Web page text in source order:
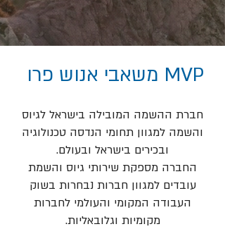
MVP משאבי אנוש פרו
חברת ההשמה המובילה בישראל לגיוס
והשמה למגוון תחומי הנדסה טכנולוגיה
ובכירים בישראל ובעולם.
החברה מספקת שירותי גיוס והשמת
עובדים למגוון חברות נבחרות בשוק
העבודה המקומי והעולמי לחברות
מקומיות וגלובאליות.